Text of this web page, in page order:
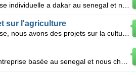
sur l'agriculture